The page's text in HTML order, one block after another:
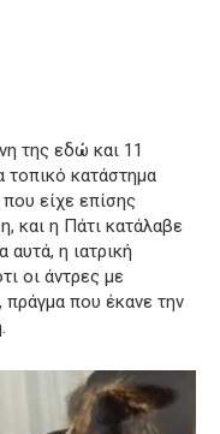
της εδώ και 11
τοπικό κατάστημα
είχε επίσης
και η Πάτι κατάλαβε
αυτά, η ιατρική
οι άντρες με
πράγμα που έκανε την